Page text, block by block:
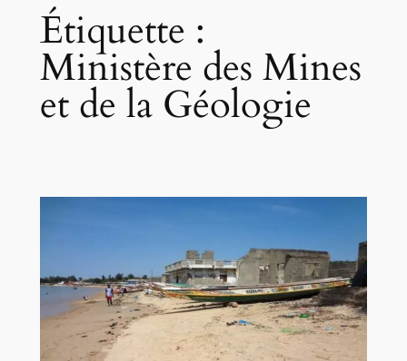
Étiquette :
Ministère des Mines
et de la Géologie